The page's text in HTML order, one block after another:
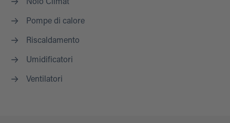
Nolo Climat
Pompe di calore
Riscaldamento
Umidificatori
Ventilatori